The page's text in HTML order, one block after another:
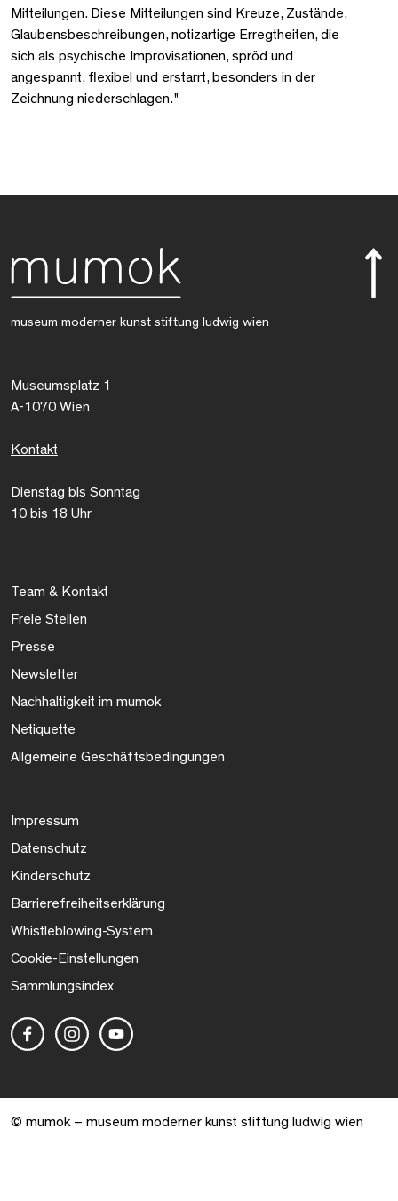
Mitteilungen. Diese Mitteilungen sind Kreuze, Zustände,
Glaubensbeschreibungen, notizartige Erregtheiten, die
sich als psychische Improvisationen, spröd und
angespannt, flexibel und erstarrt, besonders in der
Zeichnung niederschlagen."
museum moderner kunst stiftung ludwig wien
Museumsplatz 1
A-1070 Wien
Kontakt
Dienstag bis Sonntag
10 bis 18 Uhr
Team & Kontakt
Freie Stellen
Presse
Newsletter
Nachhaltigkeit im mumok
Netiquette
Allgemeine Geschäftsbedingungen
Impressum
Datenschutz
Kinderschutz
Barrierefreiheitserklärung
Whistleblowing-System
Cookie-Einstellungen
Sammlungsindex
© mumok – museum moderner kunst stiftung ludwig wien